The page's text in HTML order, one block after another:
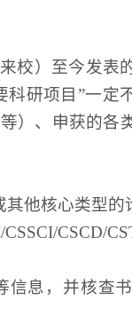
校）至今发表
科研项目”一定
）、申获的各
其他核心类型
CSCD/
信息，并核查